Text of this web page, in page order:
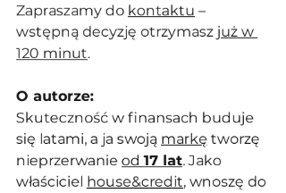
Zapraszamy do kontaktu –
wstępną decyzję otrzymasz już w
120 minut.
O autorze:
Skuteczność w finansach buduje
się latami, a ja swoją markę tworzę
nieprzerwanie od 17 lat. Jako
właściciel house&credit, wnoszę do